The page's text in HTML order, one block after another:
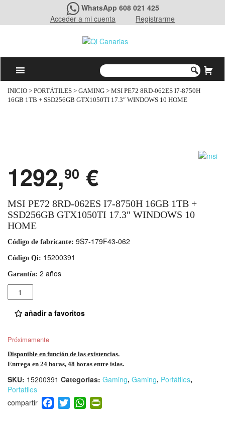
WhatsApp 608 021 425
Acceder a mi cuenta
Registrarme
INICIO > PORTÁTILES > GAMING > MSI PE72 8RD-062ES I7-8750H
16GB 1TB + SSD256GB GTX1050TI 17.3″ WINDOWS 10 HOME
1292,90 €
MSI PE72 8RD-062ES I7-8750H 16GB 1TB +
SSD256GB GTX1050TI 17.3″ WINDOWS 10
HOME
Código de fabricante: 9S7-179F43-062
Código Qi: 15200391
Garantía: 2 años
Cantidad
añadir a favoritos
Próximamente
Disponible en función de las existencias.
Entrega en 24 horas, 48 horas entre islas.
SKU: 15200391 Categorías: Gaming, Gaming, Portátiles,
Portatiles
F
a
T
wi
W
h